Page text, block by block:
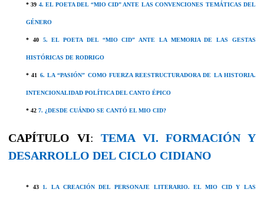
* 39 4. EL POETA DEL “MIO CID” ANTE LAS CONVENCIONES TEMÁTICAS DEL
GÉNERO
* 40 5. EL POETA DEL “MIO CID” ANTE LA MEMORIA DE LAS GESTAS
HISTÓRICAS DE RODRIGO
* 41 6. LA “PASIÓN” COMO FUERZA REESTRUCTURADORA DE LA HISTORIA.
INTENCIONALIDAD POLÍTICA DEL CANTO ÉPICO
* 42 7. ¿DESDE CUÁNDO SE CANTÓ EL MIO CID?
CAPÍTULO VI:TEMA VI. FORMACIÓN Y
DESARROLLO DEL CICLO CIDIANO
* 43 1. LA CREACIÓN DEL PERSONAJE LITERARIO. EL MIO CID Y LAS